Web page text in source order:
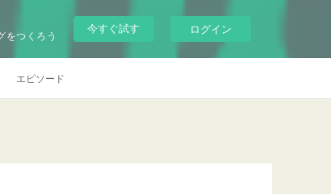
をつくろう
今すぐ試す ログイン
エピソード